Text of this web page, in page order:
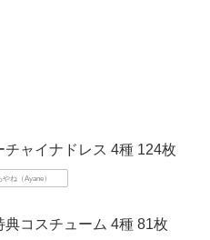
ャイナドレス 4種 124枚
やね（Ayane）
コスチューム 4種 81枚